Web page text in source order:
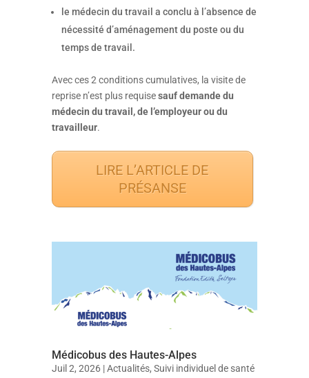
le médecin du travail a conclu à l’absence de
nécessité d’aménagement du poste ou du
temps de travail.
Avec ces 2 conditions cumulatives, la visite de
reprise n’est plus requisesauf demande du
médecin du travail, de l’employeur ou du
travailleur.
LIRE L’ARTICLE DE
PRÉSANSE
Médicobus des Hautes-Alpes
Juil 2, 2026|Actualités, Suivi individuel de santé